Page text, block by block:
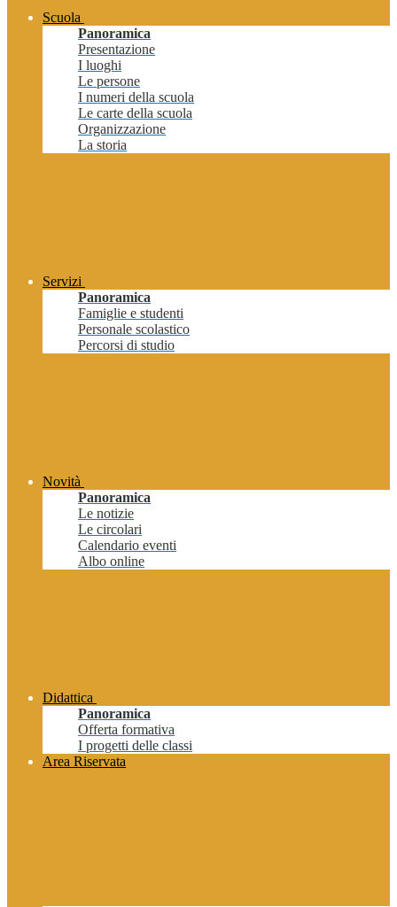
Scuola
Panoramica
Presentazione
I luoghi
Le persone
I numeri della scuola
Le carte della scuola
Organizzazione
La storia
Servizi
Panoramica
Famiglie e studenti
Personale scolastico
Percorsi di studio
Novità
Panoramica
Le notizie
Le circolari
Calendario eventi
Albo online
Didattica
Panoramica
Offerta formativa
I progetti delle classi
Area Riservata